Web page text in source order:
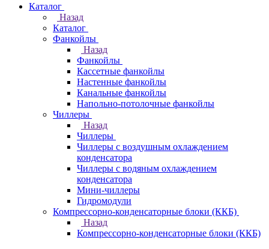
Каталог
Назад
Каталог
Фанкойлы
Назад
Фанкойлы
Кассетные фанкойлы
Настенные фанкойлы
Канальные фанкойлы
Напольно-потолочные фанкойлы
Чиллеры
Назад
Чиллеры
Чиллеры с воздушным охлаждением
конденсатора
Чиллеры с водяным охлаждением
конденсатора
Мини-чиллеры
Гидромодули
Компрессорно-конденсаторные блоки (ККБ)
Назад
Компрессорно-конденсаторные блоки (ККБ)